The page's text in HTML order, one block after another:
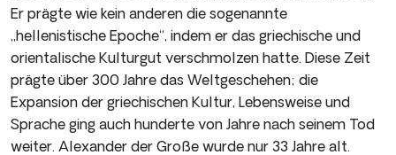
Er prägte wie kein anderen die sogenannte
„hellenistische Epoche“, indem er das griechische und
orientalische Kulturgut verschmolzen hatte. Diese Zeit
prägte über 300 Jahre das Weltgeschehen; die
Expansion der griechischen Kultur, Lebensweise und
Sprache ging auch hunderte von Jahre nach seinem Tod
weiter. Alexander der Große wurde nur 33 Jahre alt.